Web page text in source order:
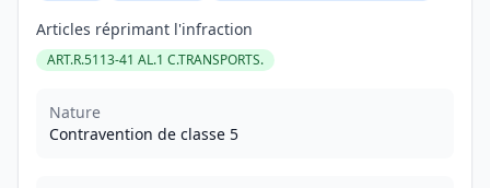
Articles réprimant l'infraction
ART.R.5113-41 AL.1 C.TRANSPORTS.
Nature
Contravention de classe 5